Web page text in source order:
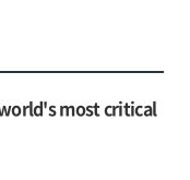
most critical